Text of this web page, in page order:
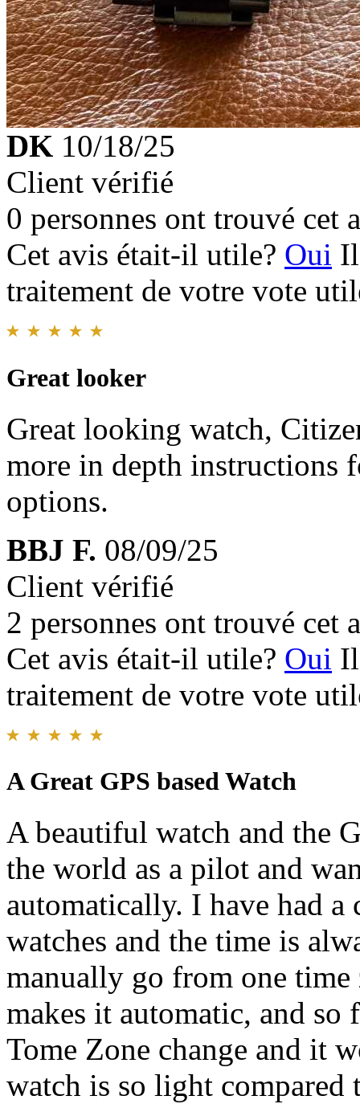
DK 10/18/25
Client vérifié
0 personnes ont trouvé cet
Cet avis était-il utile? Oui
traitement de votre vote
Great looker
Great looking watch,
more in depth instructions
options.
BBJ F. 08/09/25
Client vérifié
2 personnes ont trouvé cet
Cet avis était-il utile? Oui
traitement de votre vote
A Great GPS based Watch
A beautiful watch and the
the world as a pilot and
automatically. I have had
watches and the time is
manually go from one time
makes it automatic, and
Tome Zone change and it
watch is so light compared